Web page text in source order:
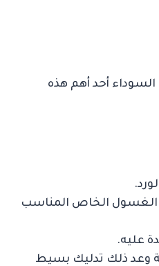
أحد أهم هذه
الغسول الخاص المناسب
عليه.
وعد ذلك تدليك بسيط